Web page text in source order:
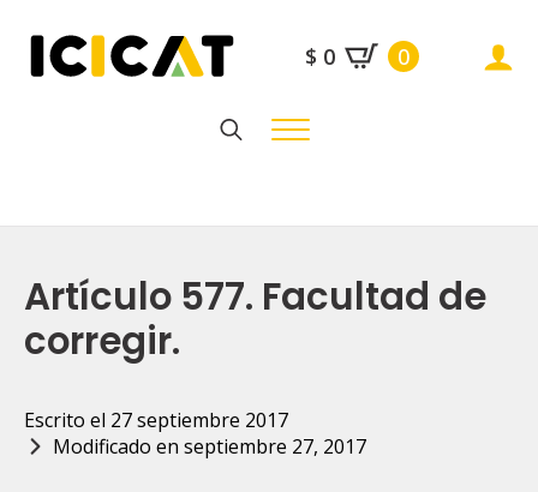
$ 0 0
Artículo 577. Facultad de
corregir.
Escrito el 27 septiembre 2017
Modificado en septiembre 27, 2017